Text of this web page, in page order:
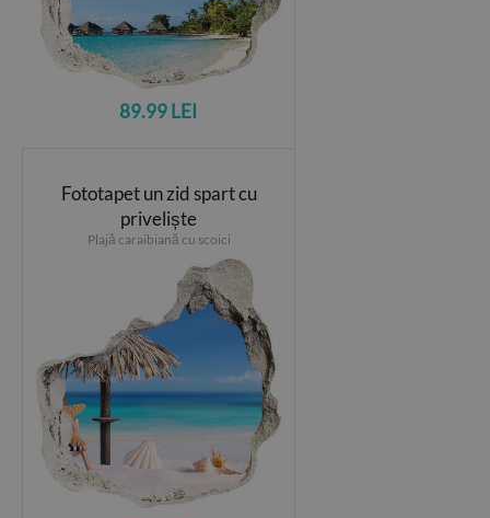
89.99 LEI
Fototapet un zid spart cu
priveliște
Plajă caraibiană cu scoici